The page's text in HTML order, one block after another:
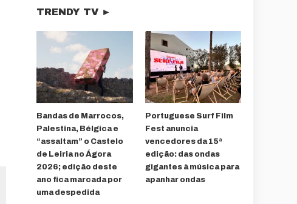
TRENDY TV ►
Bandas de Marrocos,
Palestina, Bélgica e
“assaltam” o Castelo
de Leiria no Ágora
2026; edição deste
ano fica marcada por
uma despedida
Portuguese Surf Film
Fest anuncia
vencedores da 15ª
edição: das ondas
gigantes à música para
apanhar ondas